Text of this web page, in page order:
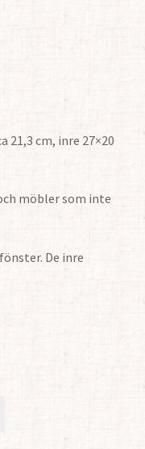
21,3 cm, inre 27×20
möbler som inte
De inre